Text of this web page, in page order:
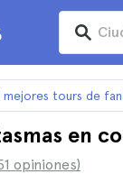
mejores tours de
en
opiniones)